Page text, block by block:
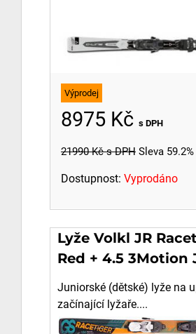
Výprodej
8975 Kč s DPH
21990 Kčs DPH Sleva 59.2%
Dostupnost: Vyprodáno
Lyže Volkl JR
Red + 4.5 3Motion
Juniorské (dětské) lyže na
začínající lyžaře....